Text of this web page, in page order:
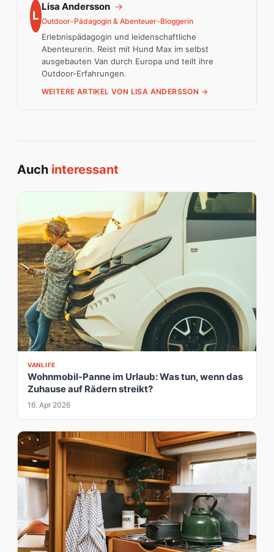
L
Lisa Andersson →
Outdoor-Pädagogin & Abenteuer-Bloggerin
Erlebnispädagogin und leidenschaftliche
Abenteurerin. Reist mit Hund Max im selbst
ausgebauten Van durch Europa und teilt ihre
Outdoor-Erfahrungen.
WEITERE ARTIKEL VON LISA ANDERSSON →
Auch interessant
VANLIFE
Wohnmobil-Panne im Urlaub: Was tun, wenn das
Zuhause auf Rädern streikt?
16. Apr 2026